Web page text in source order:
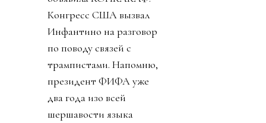
Конгресс США вызвал
Инфантино на разговор
по поводу связей с
трампистами. Напомню,
президент ФИФА уже
два года изо всей
шершавости языка